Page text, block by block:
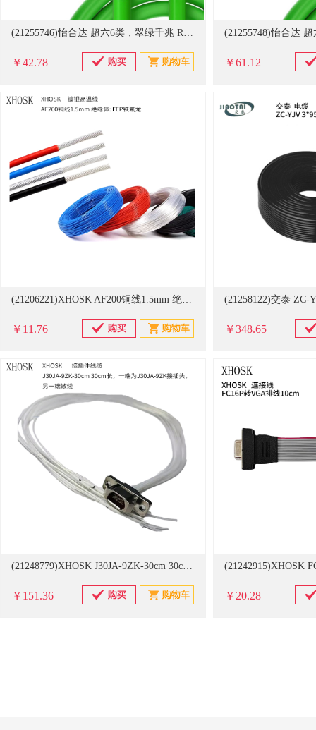
(21255746)怡合达 超六6类，翠绿千兆 RJ45-RJ45-1M 千兆工业网线(单位：根)
￥42.78 ￥61.12
(21206221)XHOSK AF200铜线1.5mm 绝缘体: FEP铁氟龙 镀银高温线(单位：米)
￥11.76 ￥348.65
(21248779)XHOSK J30JA-9ZK-30cm 30cm长，一端为J30JA-9ZK接插头，另一端散线 接插件线缆(单位：个)
￥151.36 ￥20.28